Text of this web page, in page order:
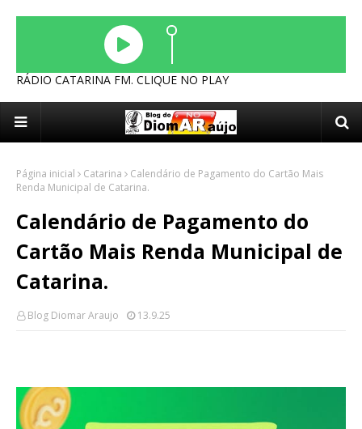
RÁDIO CATARINA FM. CLIQUE NO PLAY
Página inicial Catarina
Calendário de Pagamento do Cartão Mais
Renda Municipal de Catarina.
Calendário de Pagamento do
Cartão Mais Renda Municipal de
Catarina.
Blog Diomar Araujo 13.9.25